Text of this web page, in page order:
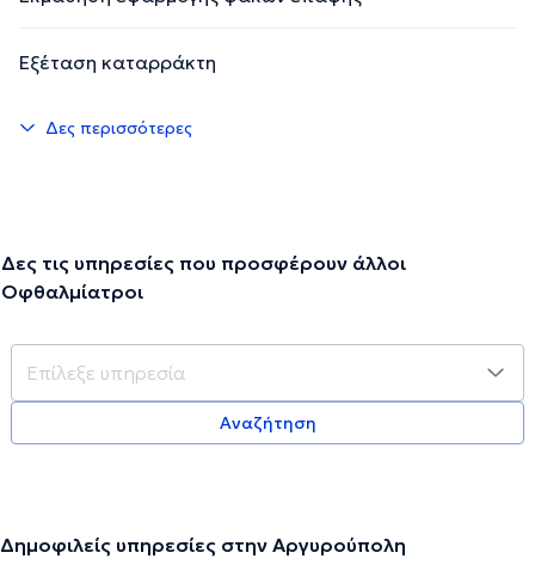
Εξέταση καταρράκτη
Δες περισσότερες
Δες τις υπηρεσίες που προσφέρουν άλλοι
Οφθαλμίατροι
Αναζήτηση
Δημοφιλείς υπηρεσίες στην Αργυρούπολη